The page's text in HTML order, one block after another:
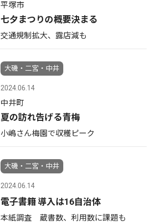
平塚市
七夕まつりの概要決まる
交通規制拡大、露店減も
大磯・二宮・中井
2024.06.14
中井町
夏の訪れ告げる青梅
小嶋さん梅園で収穫ピーク
大磯・二宮・中井
2024.06.14
電子書籍 導入は16自治体
本紙調査 蔵書数、利用数に課題も